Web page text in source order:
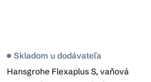
Hansgrohe Flexaplus S, vaňová
Skladom u dodávateľa